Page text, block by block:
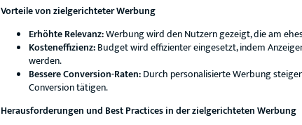
Vorteile von zielgerichteter Werbung
Erhöhte Relevanz:Werbung wird den Nutzern gezeigt, die am
Kosteneffizienz:Budget wird effizienter eingesetzt, indem
werden.
Bessere Conversion-Raten:Durch personalisierte Werbung
Conversion tätigen.
Herausforderungen und Best Practices in der zielgerichteten Werbung